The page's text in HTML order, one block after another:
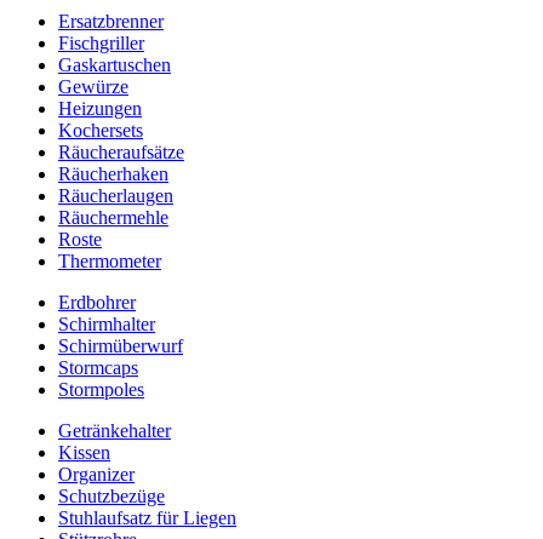
Ersatzbrenner
Fischgriller
Gaskartuschen
Gewürze
Heizungen
Kochersets
Räucheraufsätze
Räucherhaken
Räucherlaugen
Räuchermehle
Roste
Thermometer
Erdbohrer
Schirmhalter
Schirmüberwurf
Stormcaps
Stormpoles
Getränkehalter
Kissen
Organizer
Schutzbezüge
Stuhlaufsatz für Liegen